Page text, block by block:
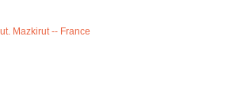
Mazkirut -- France